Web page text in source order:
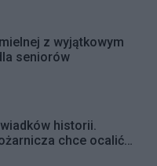
z wyjątkowym
seniorów
historii.
chce ocalić
z pamiętnego strajku